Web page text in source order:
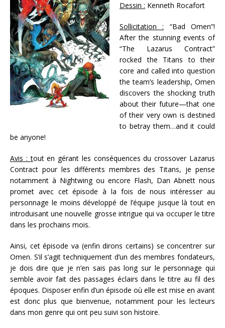
Dessin : Kenneth Rocafort
Sollicitation : “Bad Omen”!
After the stunning events of
“The Lazarus Contract”
rocked the Titans to their
core and called into question
the team’s leadership, Omen
discovers the shocking truth
about their future—that one
of their very own is destined
to betray them…and it could
be anyone!
Avis : tout en gérant les conséquences du crossover Lazarus
Contract pour les différents membres des Titans, je pense
notamment à Nightwing ou encore Flash, Dan Abnett nous
promet avec cet épisode à la fois de nous intéresser au
personnage le moins développé de l’équipe jusque là tout en
introduisant une nouvelle grosse intrigue qui va occuper le titre
dans les prochains mois.
Ainsi, cet épisode va (enfin dirons certains) se concentrer sur
Omen. S’il s’agit techniquement d’un des membres fondateurs,
je dois dire que je n’en sais pas long sur le personnage qui
semble avoir fait des passages éclairs dans le titre au fil des
époques. Disposer enfin d’un épisode où elle est mise en avant
est donc plus que bienvenue, notamment pour les lecteurs
dans mon genre qui ont peu suivi son histoire.